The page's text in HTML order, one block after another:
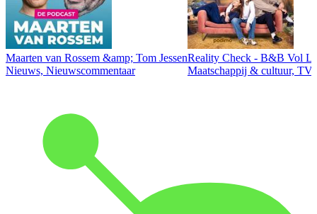
Maarten van Rossem &amp; Tom Jessen
Nieuws, Nieuwscommentaar
Reality Check - B&B Vol
Maatschappij & cultuur,